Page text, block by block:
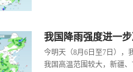
春夏咻冬！4张图告诉你
秋天太快是种什么体...
今明天（8月6日至7日），
我国高温范围较大，新疆